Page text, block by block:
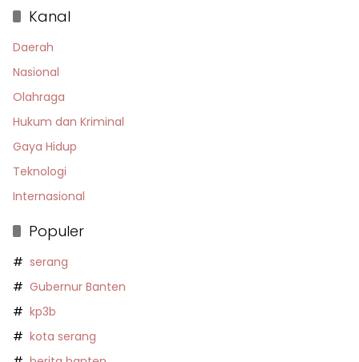
Kanal
Daerah
Nasional
Olahraga
Hukum dan Kriminal
Gaya Hidup
Teknologi
Internasional
Populer
serang
Gubernur Banten
kp3b
kota serang